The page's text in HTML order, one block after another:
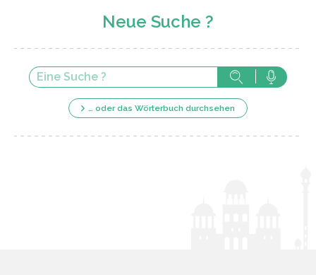
Neue Suche ?
… oder das Wörterbuch durchsehen